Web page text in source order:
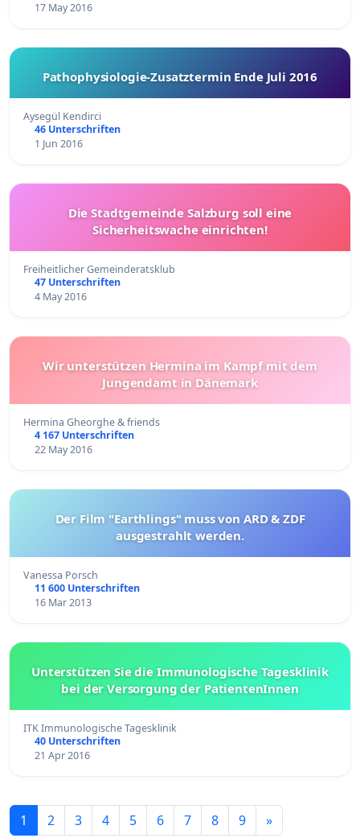
17 May 2016
Pathophysiologie-Zusatztermin Ende Juli 2016
Aysegül Kendirci
46 Unterschriften
1 Jun 2016
Die Stadtgemeinde Salzburg soll eine
Sicherheitswache einrichten!
Freiheitlicher Gemeinderatsklub
47 Unterschriften
4 May 2016
Wir unterstützen Hermina im Kampf mit dem
Jungendamt in Dänemark
Hermina Gheorghe & friends
4 167 Unterschriften
22 May 2016
Der Film "Earthlings" muss von ARD & ZDF
ausgestrahlt werden.
Vanessa Porsch
11 600 Unterschriften
16 Mar 2013
Unterstützen Sie die Immunologische Tagesklinik
bei der Versorgung der PatientenInnen
ITK Immunologische Tagesklinik
40 Unterschriften
21 Apr 2016
1 2 3 4 5 6 7 8 9 »